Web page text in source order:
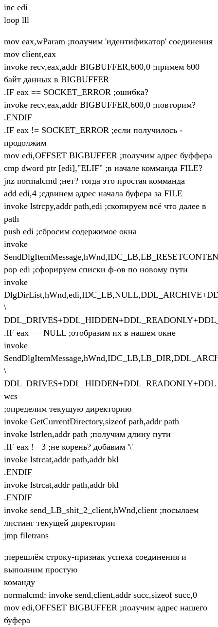
inc edi
loop lll
mov eax,wParam ;получим 'идентификатор' соединения
mov client,eax
invoke recv,eax,addr BIGBUFFER,600,0 ;примем 600
байт данных в BIGBUFFER
.IF eax == SOCKET_ERROR ;ошибка?
invoke recv,eax,addr BIGBUFFER,600,0 ;повторим?
.ENDIF
.IF eax != SOCKET_ERROR ;если получилось -
продолжим
mov edi,OFFSET BIGBUFFER ;получим адрес буффера
cmp dword ptr [edi],"ELIF" ;в начале комманда FILE?
jnz normalcmd ;нет? тогда это простая комманда
add edi,4 ;cдвинем адрес начала буфера за FILE
invoke lstrcpy,addr path,edi ;скопируем всё что далее в
path
push edi ;сбросим содержимое окна
invoke
pop edi ;cфорируем списки ф-ов по новому пути
invoke
\
.IF eax == NULL ;отобразим их в нашем окне
invoke
\
wcs
;определим текущую директорию
invoke GetCurrentDirectory,sizeof path,addr path
invoke lstrlen,addr path ;получим длину пути
.IF eax != 3 ;не корень? добавим '\'
invoke lstrcat,addr path,addr bkl
.ENDIF
invoke lstrcat,addr path,addr bkl
.ENDIF
invoke send_LB_shit_2_client,hWnd,client ;посылаем
листинг текущей директории
jmp filetrans
;перешлём строку-признак успеха соединения и
выполним простую
команду
normalcmd: invoke send,client,addr succ,sizeof succ,0
mov edi,OFFSET BIGBUFFER ;получим адрес нашего
буфера